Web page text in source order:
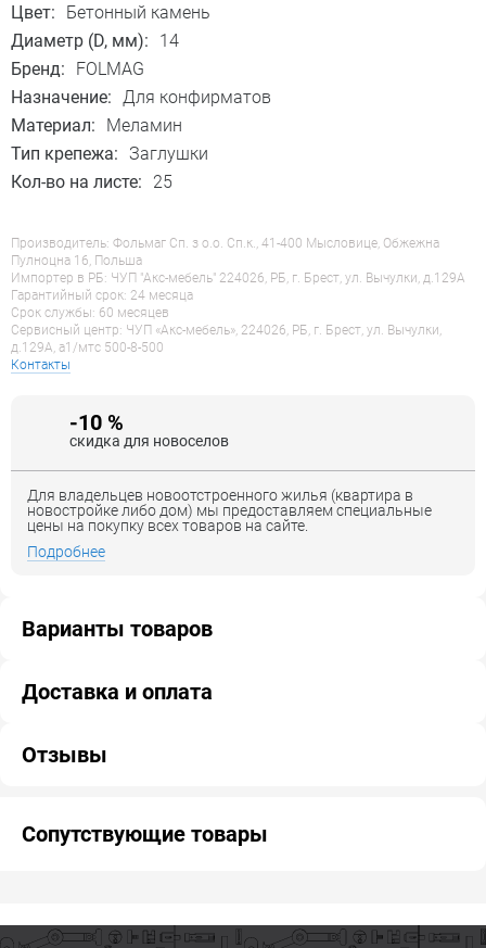
Цвет:
Бетонный камень
Диаметр (D, мм):
14
Бренд:
FOLMAG
Назначение: Для конфирматов
Материал:
Меламин
Тип крепежа: Заглушки
Кол-во на листе:
25
Производитель: Фольмаг Сп. з о.о. Сп.к., 41-400 Мысловице, Обжежна
Пулноцна 16, Польша
Импортер в РБ: ЧУП "Акс-мебель" 224026, РБ, г. Брест, ул. Вычулки, д.129А
Гарантийный срок: 24 месяца
Срок службы: 60 месяцев
Сервисный центр: ЧУП «Акс-мебель», 224026, РБ, г. Брест, ул. Вычулки,
д.129А, a1/мтс 500-8-500
Контакты
-10 %
скидка для новоселов
Для владельцев новоотстроенного жилья (квартира в
новостройке либо дом) мы предоставляем специальные
цены на покупку всех товаров на сайте.
Подробнее
Варианты товаров
Доставка и оплата
Отзывы
Сопутствующие товары